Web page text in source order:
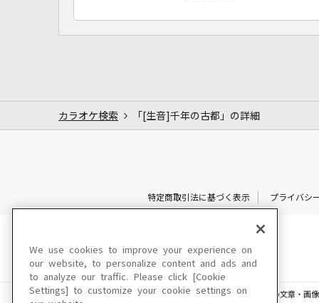
カラオケ検索 「[生音]千年の古都」の詳細
特定商取引法に基づく表示
プライバシ
このサイトに掲載されている一切の文章・画
We use cookies to improve your experience on
our website, to personalize content and ads and
to analyze our traffic. Please click [Cookie
Settings] to customize your cookie settings on